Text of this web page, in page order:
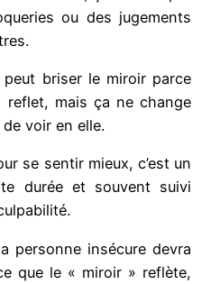
ou des jugements
peut briser le miroir parce
reflet, mais ça ne change
de voir en elle.
se sentir mieux, c’est un
durée et souvent suivi
personne insécure devra
que le « miroir » reflète,